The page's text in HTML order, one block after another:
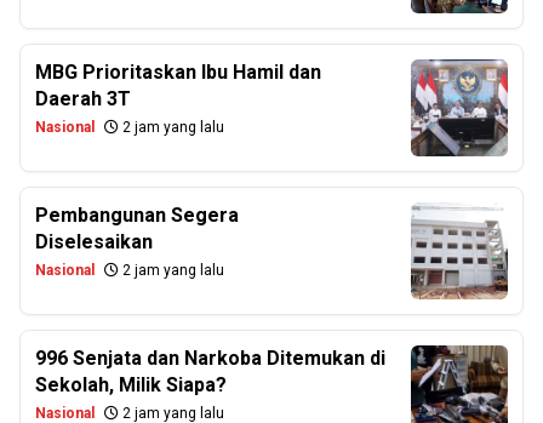
MBG Prioritaskan Ibu Hamil dan
Daerah 3T
Nasional 2 jam yang lalu
Pembangunan Segera
Diselesaikan
Nasional 2 jam yang lalu
996 Senjata dan Narkoba Ditemukan di
Sekolah, Milik Siapa?
Nasional 2 jam yang lalu